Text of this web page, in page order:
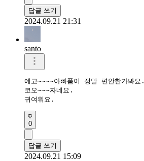
답글 쓰기
2024.09.21 21:31
santo
에고~~~~아빠품이 정말 편안한가봐요.
코오~~~자네요.
귀여워요.
0
답글 쓰기
2024.09.21 15:09